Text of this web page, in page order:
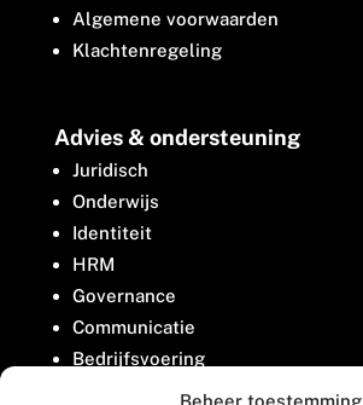
Beheer toestemming
Algemene voorwaarden
Klachtenregeling
Advies & ondersteuning
Juridisch
Onderwijs
Identiteit
HRM
Governance
Communicatie
Bedrijfsvoering
Belangenbehartiging